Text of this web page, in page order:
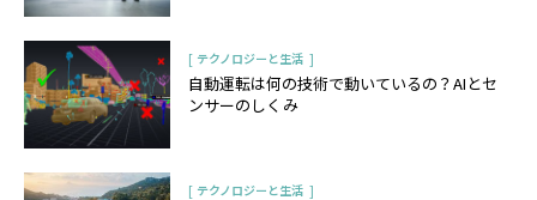
[ テクノロジーと生活 ]
自動運転は何の技術で動いているの？AIとセ
ンサーのしくみ
[ テクノロジーと生活 ]